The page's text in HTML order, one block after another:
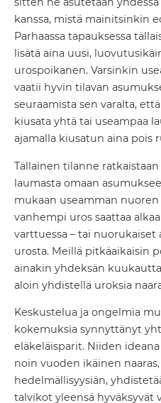
kanssa, mistä mainitsinkin
Parhaassa tapauksessa
lisätä aina uusi,
urospoikanen. Varsinkin
vaatii hyvin tilavan
seuraamista sen varalta,
kiusata yhtä tai useampaa
ajamalla kiusatun aina pois
Tällainen tilanne
laumasta omaan
mukaan useamman nuoren
vanhempi uros saattaa
varttuessa – tai nuorukaiset
urosta. Meillä pitkäaikaisin
ainakin yhdeksän
aloin yhdistellä uroksia
Keskustelua ja ongelmia
kokemuksia synnyttänyt
eläkeläisparit. Niiden
noin vuoden ikäinen
hedelmällisyysiän,
talvikot yleensä hyväksyvät